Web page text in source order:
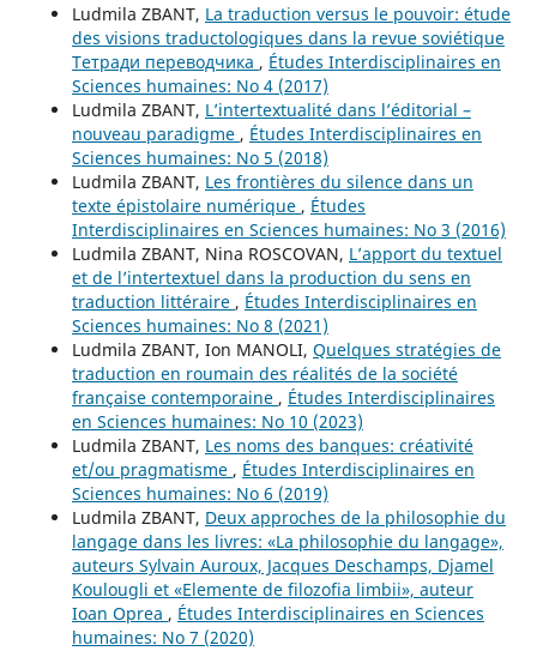
Ludmila ZBANT, La traduction versus le pouvoir: étude
des visions traductologiques dans la revue soviétique
Тетради переводчика , Études Interdisciplinaires en
Sciences humaines: No 4 (2017)
Ludmila ZBANT, L’intertextualité dans l’éditorial –
nouveau paradigme , Études Interdisciplinaires en
Sciences humaines: No 5 (2018)
Ludmila ZBANT, Les frontières du silence dans un
texte épistolaire numérique , Études
Interdisciplinaires en Sciences humaines: No 3 (2016)
Ludmila ZBANT, Nina ROSCOVAN, L’apport du textuel
et de l’intertextuel dans la production du sens en
traduction littéraire , Études Interdisciplinaires en
Sciences humaines: No 8 (2021)
Ludmila ZBANT, Ion MANOLI, Quelques stratégies de
traduction en roumain des réalités de la société
française contemporaine , Études Interdisciplinaires
en Sciences humaines: No 10 (2023)
Ludmila ZBANT, Les noms des banques: créativité
et/ou pragmatisme , Études Interdisciplinaires en
Sciences humaines: No 6 (2019)
Ludmila ZBANT, Deux approches de la philosophie du
langage dans les livres: «La philosophie du langage»,
auteurs Sylvain Auroux, Jacques Deschamps, Djamel
Koulougli et «Elemente de filozofia limbii», auteur
Ioan Oprea , Études Interdisciplinaires en Sciences
humaines: No 7 (2020)